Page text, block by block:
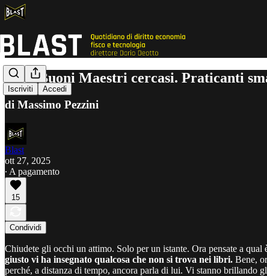
Iscriviti Accedi
AAA Buoni Maestri cercasi. Praticanti
di Massimo Pezzini
Blast
ott 27, 2025
∙ A pagamento
15
Condividi
Chiudete gli occhi un attimo. Solo per un istante. Ora pensate a
giusto vi ha insegnato qualcosa che non si trova nei libri. Bene,
perché, a distanza di tempo, ancora parla di lui. Vi stanno brillando